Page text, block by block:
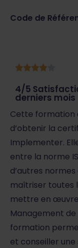
Code de
4/5
derniers mois
Cette
d’obtenir la
Implementer.
entre la norme
d’autres
maîtriser toutes
mettre en œuvre
Management
formation
et conseiller